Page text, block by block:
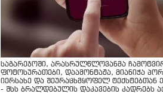
საგარეჯოში, არასრულწლოვანმა
ფოტოსურათები, დაამონტაჟა, მიანიჭა
იერსახე და შეურაცხმყოფელ ტექსტებთან
- შსს ბრალდებულის დაკავების კადრებს